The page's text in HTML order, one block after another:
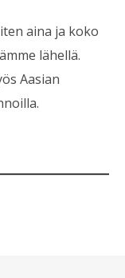
aina ja koko
lähellä.
Aasian